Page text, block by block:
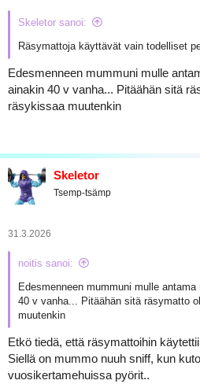
Skeletor sanoi:
Räsymattoja käyttävät vain todelliset
Edesmenneen mummuni mulle
ainakin 40 v vanha... Pitäähän sitä
räsykissaa muutenkin
Skeletor
Tsemp-tsämp
31.3.2026
noitis sanoi:
Edesmenneen mummuni mulle
40 v vanha... Pitäähän sitä räsymatto
muutenkin
Etkö tiedä, että räsymattoihin
Siellä on mummo nuuh sniff, kun
vuosikertamehuissa pyörit..